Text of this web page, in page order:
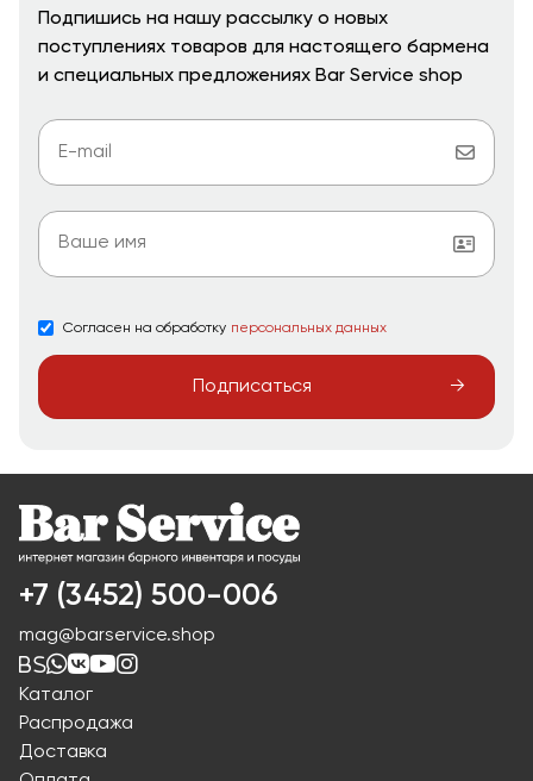
Подпишись на нашу рассылку о новых
поступлениях товаров для настоящего бармена
и специальных предложениях Bar Service shop
Согласен на обработку персональных данных
Подписаться
+7 (3452) 500-006
mag@barservice.shop
Каталог
Распродажа
Доставка